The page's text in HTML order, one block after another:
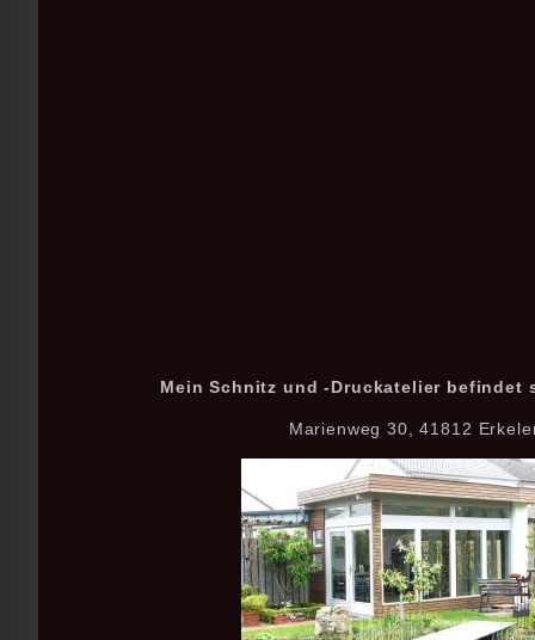
Mein Schnitz und -Druckatelier befindet
Marienweg 30, 41812